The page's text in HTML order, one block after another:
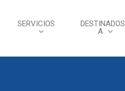
SERVICIOS
DESTINADOS
A